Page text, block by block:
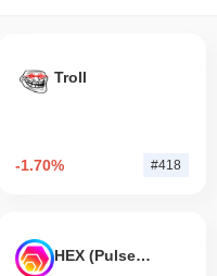
un rendimiento sólido en la
con el impulso del
Troll
-1.70% #418
HEX (Pulsechain)